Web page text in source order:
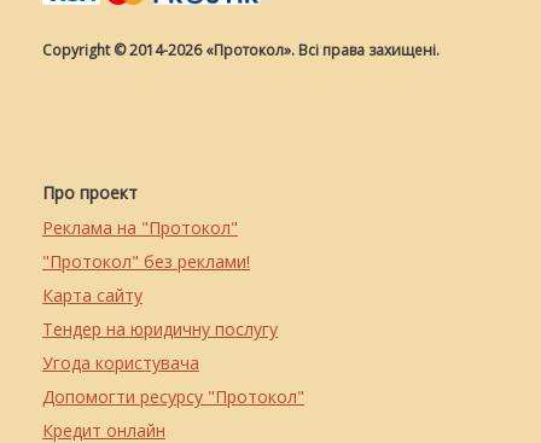
Copyright © 2014-2026 «Протокол». Всі права захищені.
Про проект
Реклама на "Протокол"
"Протокол" без реклами!
Карта сайту
Тендер на юридичну послугу
Угода користувача
Допомогти ресурсу "Протокол"
Кредит онлайн